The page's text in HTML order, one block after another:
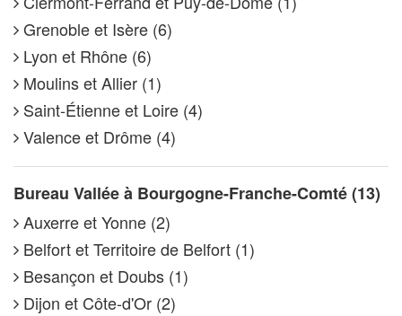
Grenoble et Isère (6)
Lyon et Rhône (6)
Moulins et Allier (1)
Saint-Étienne et Loire (4)
Valence et Drôme (4)
Bureau Vallée à Bourgogne-Franche-Comté (13)
Auxerre et Yonne (2)
Belfort et Territoire de Belfort (1)
Besançon et Doubs (1)
Dijon et Côte-d'Or (2)